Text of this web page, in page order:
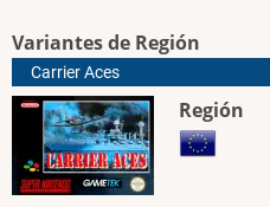
Variantes de Región
Carrier Aces
Región